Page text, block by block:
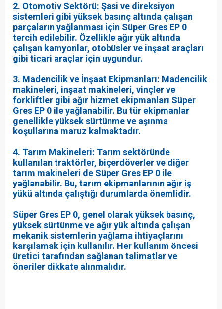
2. Otomotiv Sektörü: Şasi ve direksiyon
sistemleri gibi yüksek basınç altında çalışan
parçaların yağlanması için Süper Gres EP 0
tercih edilebilir. Özellikle ağır yük altında
çalışan kamyonlar, otobüsler ve inşaat araçları
gibi ticari araçlar için uygundur.
3. Madencilik ve İnşaat Ekipmanları: Madencilik
makineleri, inşaat makineleri, vinçler ve
forkliftler gibi ağır hizmet ekipmanları Süper
Gres EP 0 ile yağlanabilir. Bu tür ekipmanlar
genellikle yüksek sürtünme ve aşınma
koşullarına maruz kalmaktadır.
4. Tarım Makineleri: Tarım sektöründe
kullanılan traktörler, biçerdöverler ve diğer
tarım makineleri de Süper Gres EP 0 ile
yağlanabilir. Bu, tarım ekipmanlarının ağır iş
yükü altında çalıştığı durumlarda önemlidir.
Süper Gres EP 0, genel olarak yüksek basınç,
yüksek sürtünme ve ağır yük altında çalışan
mekanik sistemlerin yağlama ihtiyaçlarını
karşılamak için kullanılır. Her kullanım öncesi
üretici tarafından sağlanan talimatlar ve
öneriler dikkate alınmalıdır.